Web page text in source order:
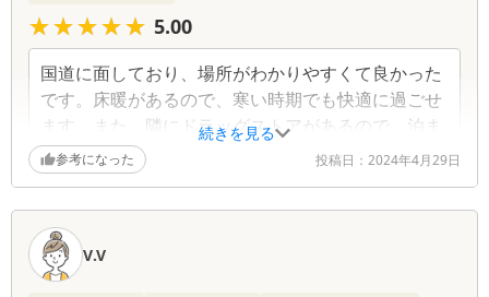
続きを見る
★★★★★
★★★★★ 5.00
国道に面しており、場所がわかりやすくて良かった
です。床暖があるので、寒い時期でも快適に過ごせ
ます。また、隣にドラッグストアがあるので、泊ま
りがけでも安心
参考になった 投稿日： 2024年4月29日
V.V